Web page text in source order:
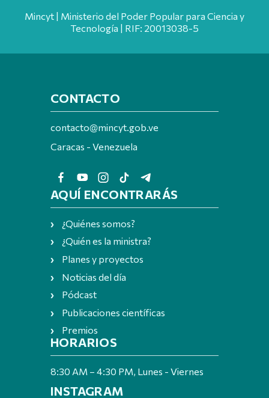
Mincyt | Ministerio del Poder Popular para Ciencia y
Tecnología | RIF: 20013038-5
CONTACTO
contacto@mincyt.gob.ve
Caracas - Venezuela
AQUÍ ENCONTRARÁS
¿Quiénes somos?
¿Quién es la ministra?
Planes y proyectos
Noticias del día
Pódcast
Publicaciones científicas
Premios
HORARIOS
8:30 AM – 4:30 PM, Lunes - Viernes
INSTAGRAM